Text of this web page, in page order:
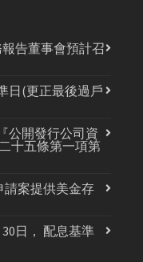
告董事會預計召
日(更正最後過戶
公開發行公司資
十五條第一項第
請案提供美金存
日， 配息基準